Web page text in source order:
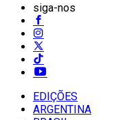
siga-nos
EDIÇÕES
ARGENTINA